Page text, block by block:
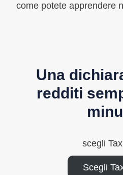
come potete apprendere
Una
redditi
scegli
Scegli